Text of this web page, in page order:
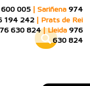
005 Sariñena 974
194 242
Prats de Rei
630 824 Lleida 976
630 824